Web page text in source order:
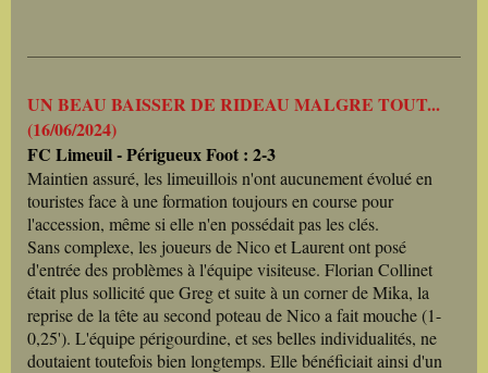
UN BEAU BAISSER DE RIDEAU MALGRE TOUT...
(16/06/2024)
FC Limeuil - Périgueux Foot : 2-3
Maintien assuré, les limeuillois n'ont aucunement évolué en
touristes face à une formation toujours en course pour
l'accession, même si elle n'en possédait pas les clés.
Sans complexe, les joueurs de Nico et Laurent ont posé
d'entrée des problèmes à l'équipe visiteuse. Florian Collinet
était plus sollicité que Greg et suite à un corner de Mika, la
reprise de la tête au second poteau de Nico a fait mouche (1-
0,25'). L'équipe périgourdine, et ses belles individualités, ne
doutaient toutefois bien longtemps. Elle bénéficiait ainsi d'un